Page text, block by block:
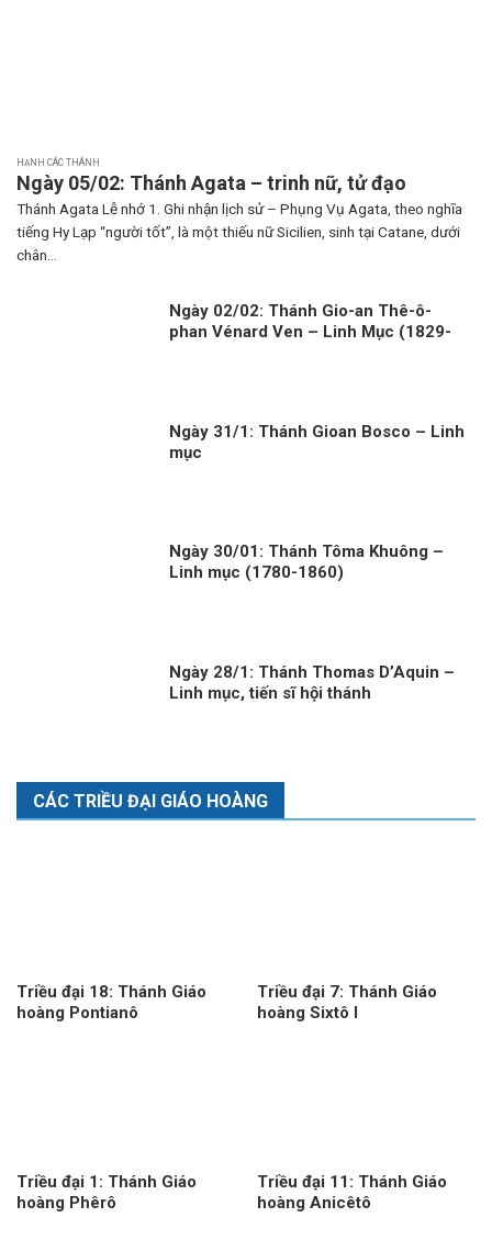
HẠNH CÁC THÁNH
Ngày 05/02: Thánh Agata – trinh nữ, tử đạo
Thánh Agata Lễ nhớ 1. Ghi nhận lịch sử – Phụng Vụ Agata, theo nghĩa
tiếng Hy Lạp “người tốt”, là một thiếu nữ Sicilien, sinh tại Catane, dưới
chân...
Ngày 02/02: Thánh Gio-an Thê-ô-
phan Vénard Ven – Linh Mục (1829-
Ngày 31/1: Thánh Gioan Bosco – Linh
mục
Ngày 30/01: Thánh Tôma Khuông –
Linh mục (1780-1860)
Ngày 28/1: Thánh Thomas D’Aquin –
Linh mục, tiến sĩ hội thánh
CÁC TRIỀU ĐẠI GIÁO HOÀNG
Triều đại 18: Thánh Giáo
hoàng Pontianô
Triều đại 7: Thánh Giáo
hoàng Sixtô I
Triều đại 1: Thánh Giáo
hoàng Phêrô
Triều đại 11: Thánh Giáo
hoàng Anicêtô